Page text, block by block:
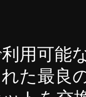
用可能
た最良